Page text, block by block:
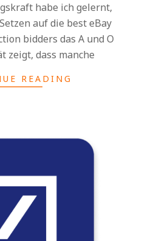
habe ich gelernt,
auf die best eBay
bidders das A und O
zeigt, dass manche
READING